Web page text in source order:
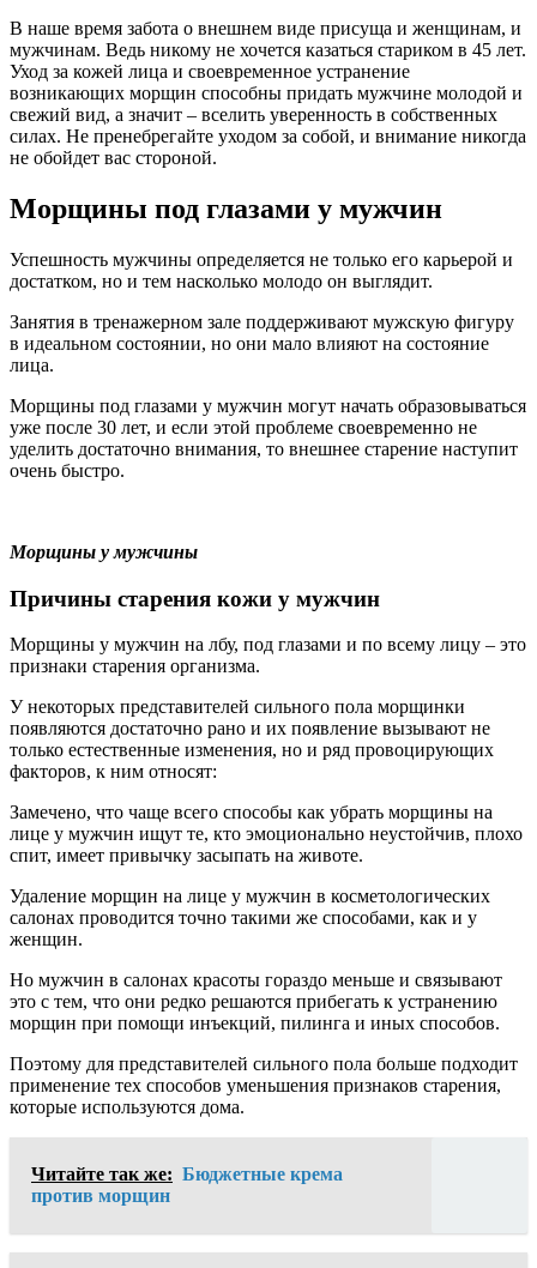
В наше время забота о внешнем виде присуща и женщинам, и
мужчинам. Ведь никому не хочется казаться стариком в 45 лет.
Уход за кожей лица и своевременное устранение
возникающих морщин способны придать мужчине молодой и
свежий вид, а значит – вселить уверенность в собственных
силах. Не пренебрегайте уходом за собой, и внимание никогда
не обойдет вас стороной.
Морщины под глазами у мужчин
Успешность мужчины определяется не только его карьерой и
достатком, но и тем насколько молодо он выглядит.
Занятия в тренажерном зале поддерживают мужскую фигуру
в идеальном состоянии, но они мало влияют на состояние
лица.
Морщины под глазами у мужчин могут начать образовываться
уже после 30 лет, и если этой проблеме своевременно не
уделить достаточно внимания, то внешнее старение наступит
очень быстро.
Морщины у мужчины
Причины старения кожи у мужчин
Морщины у мужчин на лбу, под глазами и по всему лицу – это
признаки старения организма.
У некоторых представителей сильного пола морщинки
появляются достаточно рано и их появление вызывают не
только естественные изменения, но и ряд провоцирующих
факторов, к ним относят:
Замечено, что чаще всего способы как убрать морщины на
лице у мужчин ищут те, кто эмоционально неустойчив, плохо
спит, имеет привычку засыпать на животе.
Удаление морщин на лице у мужчин в косметологических
салонах проводится точно такими же способами, как и у
женщин.
Но мужчин в салонах красоты гораздо меньше и связывают
это с тем, что они редко решаются прибегать к устранению
морщин при помощи инъекций, пилинга и иных способов.
Поэтому для представителей сильного пола больше подходит
применение тех способов уменьшения признаков старения,
которые используются дома.
Читайте так же: Бюджетные крема
против морщин